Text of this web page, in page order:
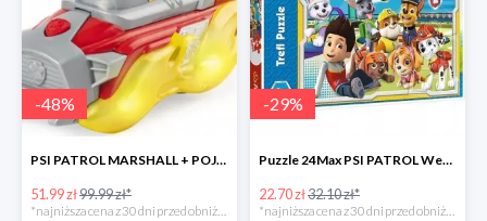
-48%
PSI PATROL MARSHALL + POJAZD WÓZ STRAŻACKI DŹWIĘK -48%
51.99 zł99.99 zł*
*najniższa cena z 30 dni przed obniżką
-29%
Puzzle 24Max PSI PATROL Wesoła drużyna TREFL -29%
22.70 zł32.10 zł*
*najniższa cena z 30 dni przed obniżką